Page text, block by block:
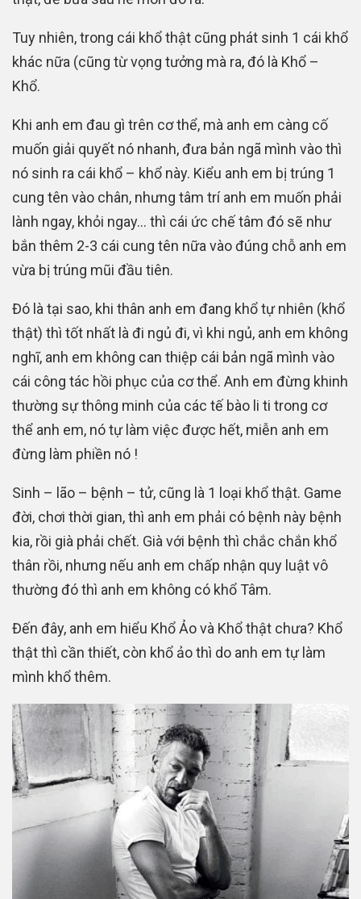
Tuy nhiên, trong cái khổ thật cũng phát sinh 1 cái khổ
khác nữa (cũng từ vọng tưởng mà ra, đó là Khổ –
Khổ.
Khi anh em đau gì trên cơ thể, mà anh em càng cố
muốn giải quyết nó nhanh, đưa bản ngã mình vào thì
nó sinh ra cái khổ – khổ này. Kiểu anh em bị trúng 1
cung tên vào chân, nhưng tâm trí anh em muốn phải
lành ngay, khỏi ngay… thì cái ức chế tâm đó sẽ như
bắn thêm 2-3 cái cung tên nữa vào đúng chỗ anh em
vừa bị trúng mũi đầu tiên.
Đó là tại sao, khi thân anh em đang khổ tự nhiên (khổ
thật) thì tốt nhất là đi ngủ đi, vì khi ngủ, anh em không
nghĩ, anh em không can thiệp cái bản ngã mình vào
cái công tác hồi phục của cơ thể. Anh em đừng khinh
thường sự thông minh của các tế bào li ti trong cơ
thể anh em, nó tự làm việc được hết, miễn anh em
đừng làm phiền nó !
Sinh – lão – bệnh – tử, cũng là 1 loại khổ thật. Game
đời, chơi thời gian, thì anh em phải có bệnh này bệnh
kia, rồi già phải chết. Già với bệnh thì chắc chắn khổ
thân rồi, nhưng nếu anh em chấp nhận quy luật vô
thường đó thì anh em không có khổ Tâm.
Đến đây, anh em hiểu Khổ Ảo và Khổ thật chưa? Khổ
thật thì cần thiết, còn khổ ảo thì do anh em tự làm
mình khổ thêm.